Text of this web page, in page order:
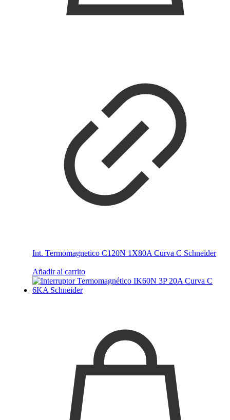
Int. Termomagnetico C120N 1X80A Curva C Schneider
Añadir al carrito